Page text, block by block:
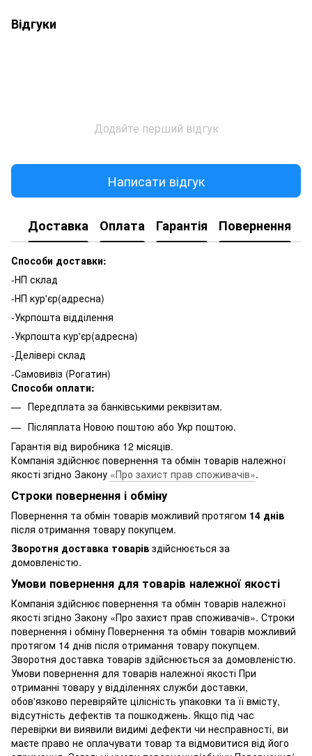
Відгуки
Додайте перший відгук
Написати відгук
Доставка Оплата Гарантія Повернення
Способи доставки:
-НП склад
-НП кур'єр(адресна)
-Укрпошта відділення
-Укрпошта кур'єр(адресна)
-Делівері склад
-Самовивіз (Рогатин)
Способи оплати:
Передплата за банківськими реквізитам.
Післяплата Новою поштою або Укр поштою.
Гарантія від виробника 12 місяців.
Компанія здійснює повернення та обмін товарів належної
якості згідно Закону «Про захист прав споживачів».
Строки повернення і обміну
Повернення та обмін товарів можливий протягом 14 днів
після отримання товару покупцем.
Зворотня доставка товарів здійснюється за
домовленістю.
Умови повернення для товарів належної якості
Компанія здійснює повернення та обмін товарів належної
якості згідно Закону «Про захист прав споживачів». Строки
повернення і обміну Повернення та обмін товарів можливий
протягом 14 днів після отримання товару покупцем.
Зворотня доставка товарів здійснюється за домовленістю.
Умови повернення для товарів належної якості При
отриманні товару у відділеннях служби доставки,
обов'язково перевіряйте цілісність упаковки та її вмісту,
відсутність дефектів та пошкоджень. Якщо під час
перевірки ви виявили видимі дефекти чи несправності, ви
маєте право не оплачувати товар та відмовитися від його